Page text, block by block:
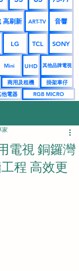
高刷新 ART-TV 音響
LG TCL SONY
Mini UHD 其他品牌電視
商用及租機
掛架車仔
他電器
RGB MICRO
電視 銅鑼灣
程 高效更
家